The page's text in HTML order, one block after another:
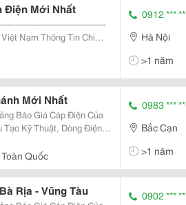
Điện Mới Nhất
Tin Chi
0912 ***
Hà Nội
>1 năm
Mới Nhất
Tạo Kỹ Thuật, Dòng Điện
Quốc
0983 ***
Bắc Cạn
>1 năm
Rịa - Vũng Tàu
0902 ***